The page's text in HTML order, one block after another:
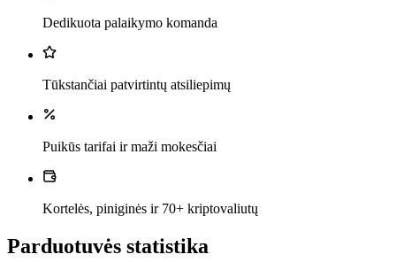
Dedikuota palaikymo komanda
Tūkstančiai patvirtintų atsiliepimų
Puikūs tarifai ir maži mokesčiai
Kortelės, piniginės ir 70+ kriptovaliutų
Parduotuvės statistika